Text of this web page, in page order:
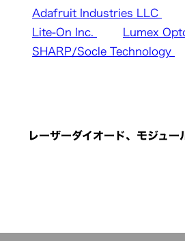
Adafruit Industries LLC
Lite-On Inc.
Lumex
SHARP/Socle Technology
レーザーダイオード、モジュー